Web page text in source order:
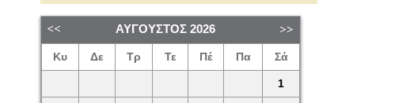
ΑΎΓΟΥΣΤΟΣ 2026
Κυ Δε Τρ Τε Πέ Πα Σά
1